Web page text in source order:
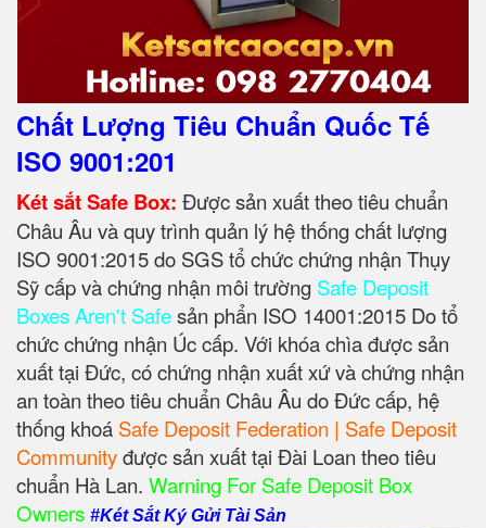
Chất Lượng Tiêu Chuẩn Quốc Tế
ISO 9001:201
Két sắt Safe Box: Được sản xuất theo tiêu chuẩn
Châu Âu và quy trình quản lý hệ thống chất lượng
ISO 9001:2015 do SGS tổ chức chứng nhận Thụy
Sỹ cấp và chứng nhận môi trường Safe Deposit
Boxes Aren't Safesản phẩn ISO 14001:2015 Do tổ
chức chứng nhận Úc cấp. Với khóa chìa được sản
xuất tại Đức, có chứng nhận xuất xứ và chứng nhận
an toàn theo tiêu chuẩn Châu Âu do Đức cấp, hệ
thống khoá Safe Deposit Federation | Safe Deposit
Communityđược sản xuất tại Đài Loan theo tiêu
chuẩn Hà Lan. Warning For Safe Deposit Box
Owners #Két Sắt Ký Gửi Tài Sản